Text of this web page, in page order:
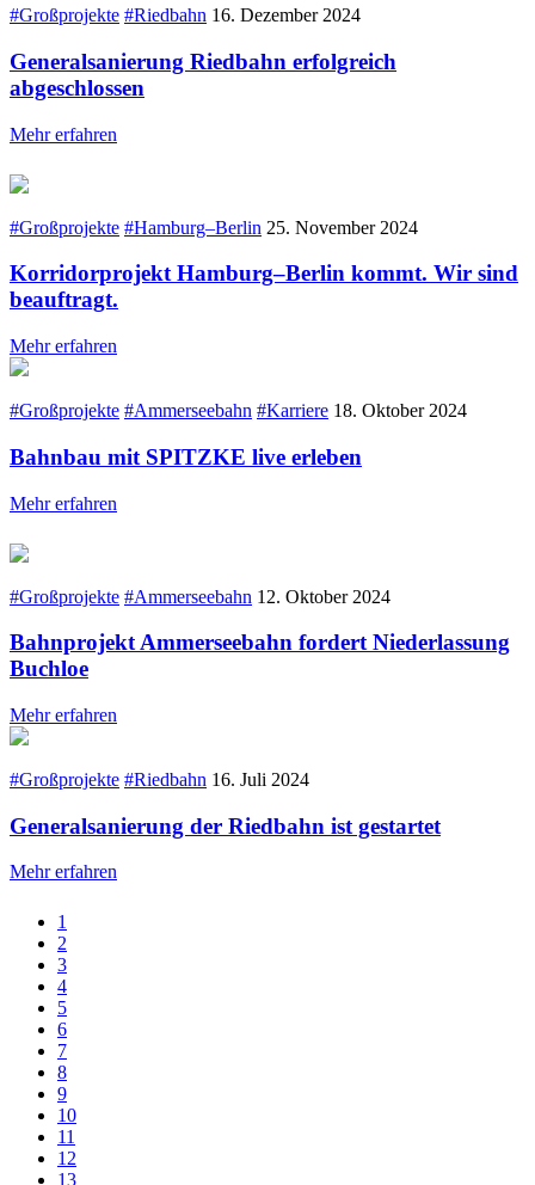
#Großprojekte #Riedbahn 16. Dezember 2024
Generalsanierung Riedbahn erfolgreich
abgeschlossen
Mehr erfahren
#Großprojekte #Hamburg–Berlin 25. November 2024
Korridorprojekt Hamburg–Berlin kommt. Wir sind
beauftragt.
Mehr erfahren
#Großprojekte #Ammerseebahn #Karriere 18. Oktober 2024
Bahnbau mit SPITZKE live erleben
Mehr erfahren
#Großprojekte #Ammerseebahn 12. Oktober 2024
Bahnprojekt Ammerseebahn fordert Niederlassung
Buchloe
Mehr erfahren
#Großprojekte #Riedbahn 16. Juli 2024
Generalsanierung der Riedbahn ist gestartet
Mehr erfahren
1
2
3
4
5
6
7
8
9
10
11
12
13